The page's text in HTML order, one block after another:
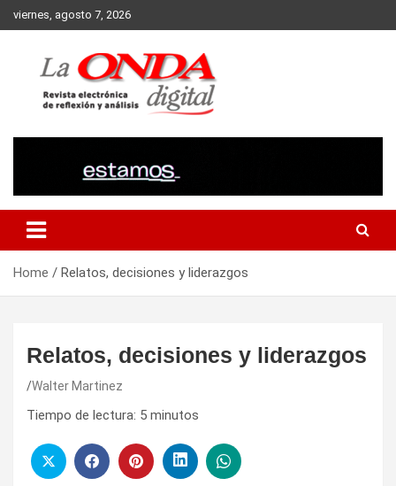
Skip
to
viernes, agosto 7, 2026
Home Relatos, decisiones y liderazgos
Relatos, decisiones y liderazgos
Walter Martinez
Tiempo de lectura: 5 minutos